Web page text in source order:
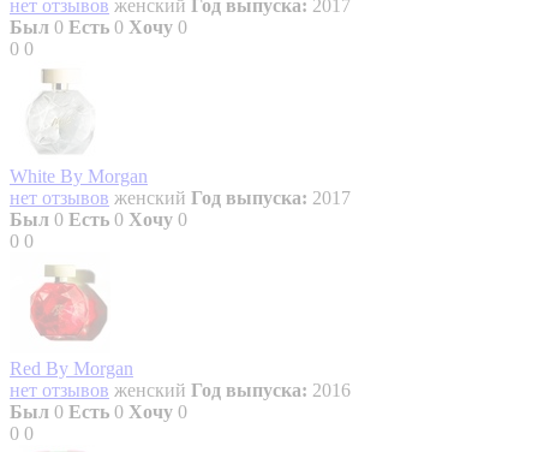
нет отзывов женский Год выпуска: 2017
Был 0 Есть 0 Хочу 0
0 0
White By Morgan
нет отзывов женский Год выпуска: 2017
Был 0 Есть 0 Хочу 0
0 0
Red By Morgan
нет отзывов женский Год выпуска: 2016
Был 0 Есть 0 Хочу 0
0 0